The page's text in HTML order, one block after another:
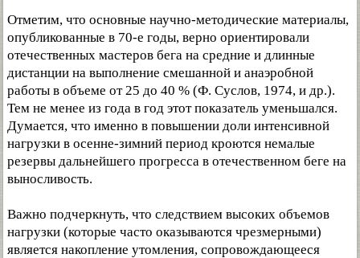
Отметим, что основные научно-методические материалы,
опубликованные в 70-е годы, верно ориентировали
отечественных мастеров бега на средние и длинные
дистанции на выполнение смешанной и анаэробной
работы в объеме от 25 до 40 % (Ф. Суслов, 1974, и др.).
Тем не менее из года в год этот показатель уменьшался.
Думается, что именно в повышении доли интенсивной
нагрузки в осенне-зимний период кроются немалые
резервы дальнейшего прогресса в отечественном беге на
выносливость.
Важно подчеркнуть, что следствием высоких объемов
нагрузки (которые часто оказываются чрезмерными)
является накопление утомления, сопровождающееся